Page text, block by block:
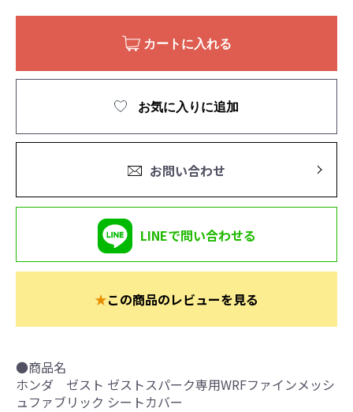
カートに入れる
お気に入りに追加
お問い合わせ
LINEで問い合わせる
★この商品のレビューを見る
●商品名
ホンダ ゼスト ゼストスパーク専用WRFファインメッシ
ュファブリック シートカバー